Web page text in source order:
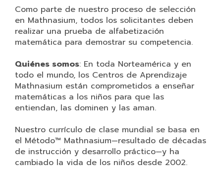
Como parte de nuestro proceso de selección
en Mathnasium, todos los solicitantes deben
realizar una prueba de alfabetización
matemática para demostrar su competencia.
Quiénes somos: En toda Norteamérica y en
todo el mundo, los Centros de Aprendizaje
Mathnasium están comprometidos a enseñar
matemáticas a los niños para que las
entiendan, las dominen y las aman.
Nuestro currículo de clase mundial se basa en
el Método™ Mathnasium—resultado de décadas
de instrucción y desarrollo práctico—y ha
cambiado la vida de los niños desde 2002.